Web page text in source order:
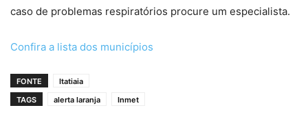
caso de problemas respiratórios procure um especialista.
Confira a lista dos municípios
FONTE
Itatiaia
TAGS
alerta laranja Inmet